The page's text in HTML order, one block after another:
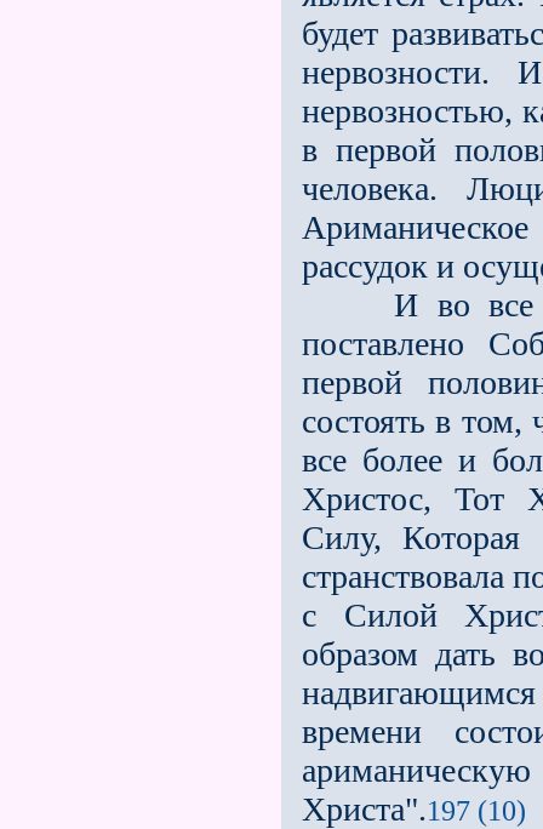
будет
нервозности.
нервозностью,
в первой
человека.
рассудок и
И во все
поставлено
первой
состоять в
все более и
Христос, Тот
Силу, Которая
странствовала
с Силой
образом дать
надвигающимся
времени
Христа".197 (10)